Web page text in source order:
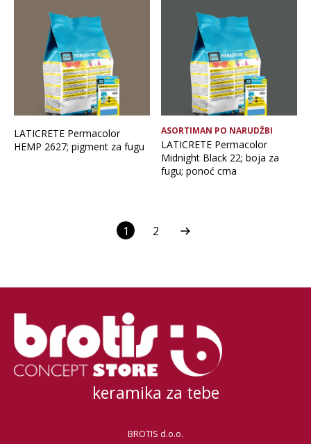
LATICRETE Permacolor
HEMP 2627; pigment za fugu
ASORTIMAN PO NARUDŽBI
LATICRETE Permacolor
Midnight Black 22; boja za
fugu; ponoć crna
1 2
keramika za tebe
BROTIS d.o.o.